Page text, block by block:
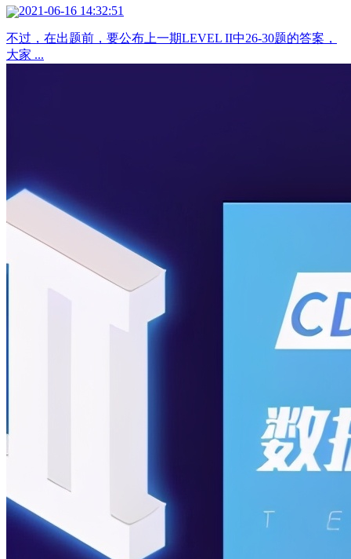
2021-06-16 14:32:51
不过，在出题前，要公布上一期LEVEL II中26-30题的答案，
大家 ...